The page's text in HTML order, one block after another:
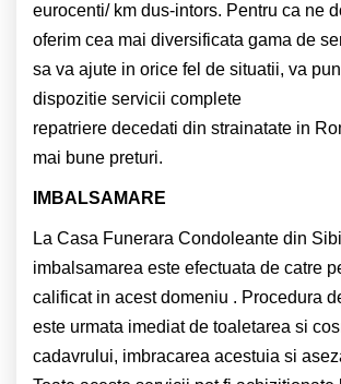
eurocenti/ km dus-intors. Pentru ca ne
oferim cea mai diversificata gama de
sa va ajute in orice fel de situatii, va
dispozitie servicii complete
repatriere decedati din strainatate in
mai bune preturi.
IMBALSAMARE
La Casa Funerara Condoleante din
imbalsamarea este efectuata de catre
calificat in acest domeniu . Procedura
este urmata imediat de toaletarea si
cadavrului, imbracarea acestuia si